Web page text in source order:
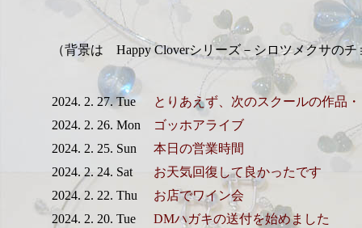
（背景は Happy Cloverシリーズ－シロツメクサのチ
2024. 2. 27. Tue
とりあえず、次のスクールの作品
2024. 2. 26. Mon
ゴッホアライブ
2024. 2. 25. Sun
本日の営業時間
2024. 2. 24. Sat
お天気回復して良かったです
2024. 2. 22. Thu
お店でワイン会
2024. 2. 20. Tue
DMハガキの送付を始めました